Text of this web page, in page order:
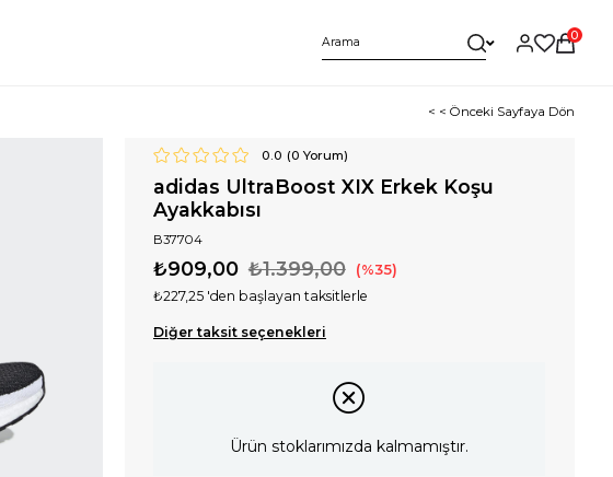
0
< < Önceki Sayfaya Dön
0.0 (0 Yorum)
adidas UltraBoost XIX Erkek Koşu
Ayakkabısı
B37704
₺1.399,00
₺909,00 35
₺227,25 'den başlayan taksitlerle
Diğer taksit seçenekleri
Ürün stoklarımızda kalmamıştır.